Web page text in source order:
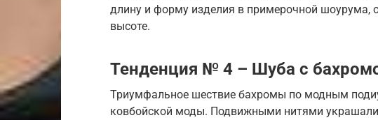
длину и форму изделия в примерочной шоурума,
высоте.
Тенденция № 4 – Шуба с
Триумфальное шествие бахромы по модным
ковбойской моды. Подвижными нитями